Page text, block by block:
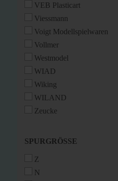
VEB Plasticart
Viessmann
Voigt Modellspielwaren
Vollmer
Westmodel
WIAD
Wiking
WILAND
Zeucke
SPURGRÖSSE
SPURGRÖSSE
Z
N